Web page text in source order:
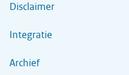
Disclaimer
Integratie
Archief